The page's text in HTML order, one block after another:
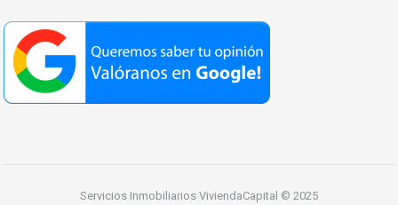
Servicios Inmobiliarios ViviendaCapital © 2025